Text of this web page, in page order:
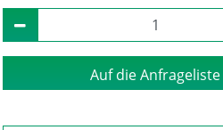
Auf die Anfrageliste